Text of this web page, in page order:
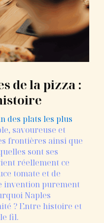
delapizza :
des plats les plus
savoureuse et
frontières ainsi que
sont ses
réellement ce
tomate et de
invention purement
Naples
? Entre histoire et
le fil.